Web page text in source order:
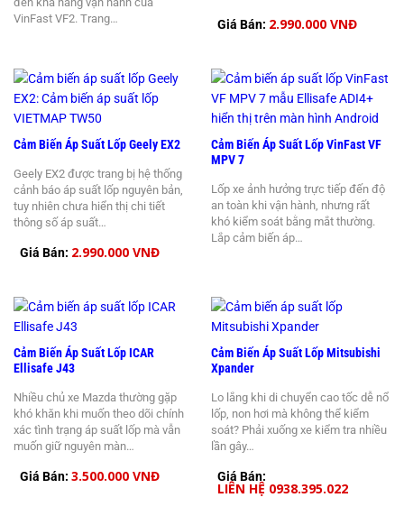
VinFast VF2. Trang…
Giá Bán: 2.990.000 VNĐ
Cảm Biến Áp Suất Lốp Geely EX2
Geely EX2 được trang bị hệ thống
cảnh báo áp suất lốp nguyên bản,
tuy nhiên chưa hiển thị chi tiết
thông số áp suất…
Giá Bán: 2.990.000 VNĐ
Cảm Biến Áp Suất Lốp VinFast VF
MPV 7
Lốp xe ảnh hưởng trực tiếp đến độ
an toàn khi vận hành, nhưng rất
khó kiểm soát bằng mắt thường.
Lắp cảm biến áp…
Cảm Biến Áp Suất Lốp ICAR
Ellisafe J43
Nhiều chủ xe Mazda thường gặp
khó khăn khi muốn theo dõi chính
xác tình trạng áp suất lốp mà vẫn
muốn giữ nguyên màn…
Giá Bán: 3.500.000 VNĐ
Cảm Biến Áp Suất Lốp Mitsubishi
Xpander
Lo lắng khi di chuyển cao tốc dễ nổ
lốp, non hơi mà không thể kiểm
soát? Phải xuống xe kiểm tra nhiều
lần gây…
Giá Bán:
LIÊN HỆ 0938.395.022